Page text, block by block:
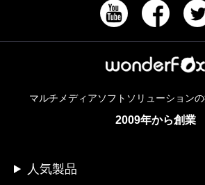
マルチメディアソフトソリューションの
2009年から創業
人気製品